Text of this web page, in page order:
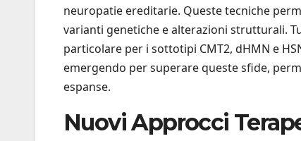
neuropatie ereditarie. Queste tecniche
varianti genetiche e alterazioni strutturali.
particolare per i sottotipi CMT2, dHMN e
emergendo per superare queste sfide,
espanse.
Nuovi Approcci